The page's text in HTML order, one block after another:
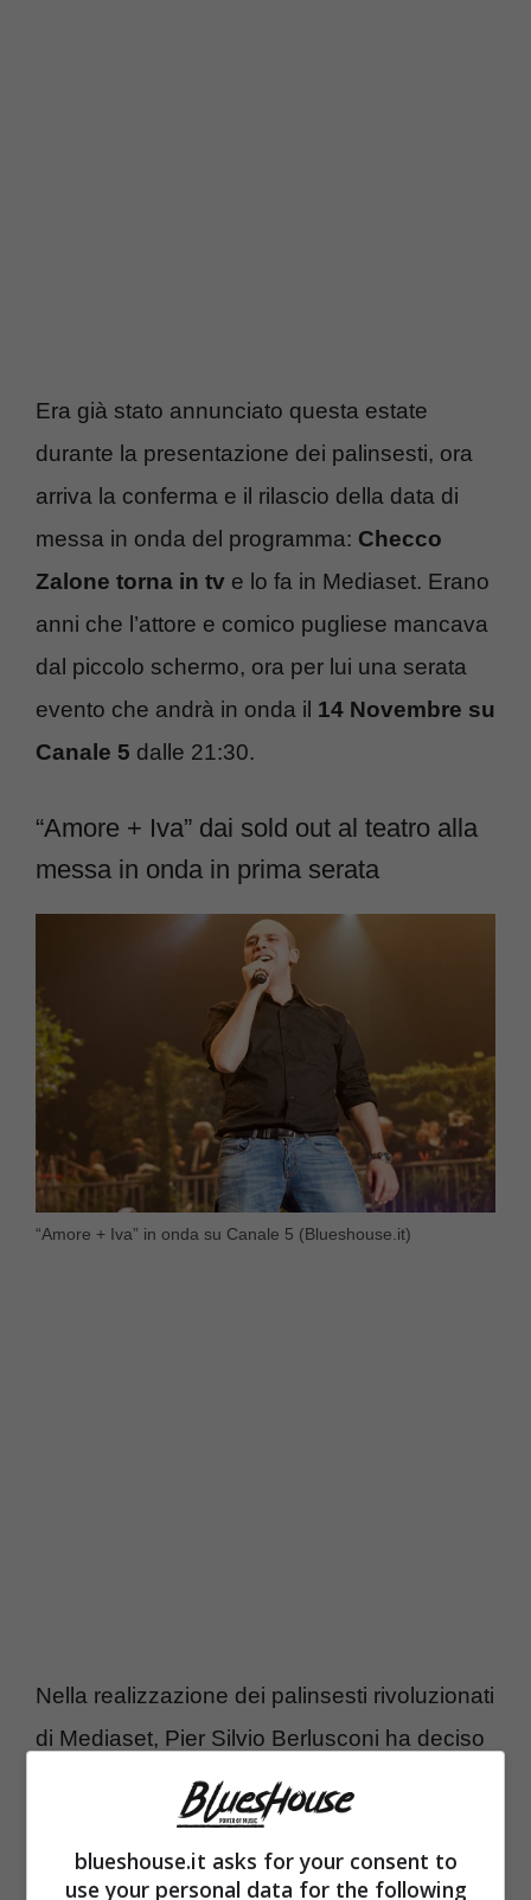
Era già stato annunciato questa estate
durante la presentazione dei palinsesti, ora
arriva la conferma e il rilascio della data di
messa in onda del programma: Checco
Zalone torna in tv e lo fa in Mediaset. Erano
anni che l’attore e comico pugliese mancava
dal piccolo schermo, ora per lui una serata
evento che andrà in onda il 14 Novembre su
Canale 5 dalle 21:30.
“Amore + Iva” dai sold out al teatro alla
messa in onda in prima serata
“Amore + Iva” in onda su Canale 5 (Blueshouse.it)
Nella realizzazione dei palinsesti rivoluzionati
di Mediaset, Pier Silvio Berlusconi ha deciso
di reinserire anche un vecchio conoscente
delle reti Finivest. Un nome che attrae
sempre e che fa incetta al botteghino se si
blueshouse.it asks for your consent to
use your personal data for the following